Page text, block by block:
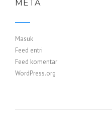
META
Masuk
Feed entri
Feed komentar
WordPress.org